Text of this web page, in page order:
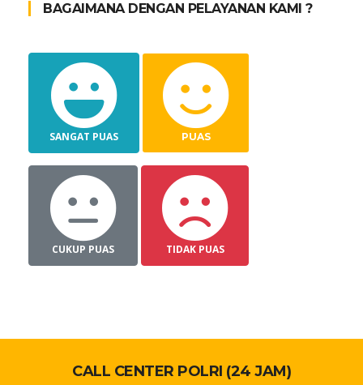
BAGAIMANA DENGAN PELAYANAN KAMI ?
SANGAT PUAS PUAS
CUKUP PUAS TIDAK PUAS
CALL CENTER POLRI (24 JAM)